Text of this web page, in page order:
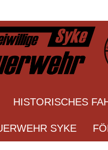
HISTORISCHES
SYKE